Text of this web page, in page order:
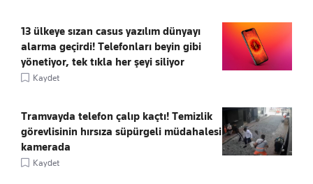
13 ülkeye sızan casus yazılım dünyayı
alarma geçirdi! Telefonları beyin gibi
yönetiyor, tek tıkla her şeyi siliyor
Kaydet
Tramvayda telefon çalıp kaçtı! Temizlik
görevlisinin hırsıza süpürgeli müdahalesi
kamerada
Kaydet